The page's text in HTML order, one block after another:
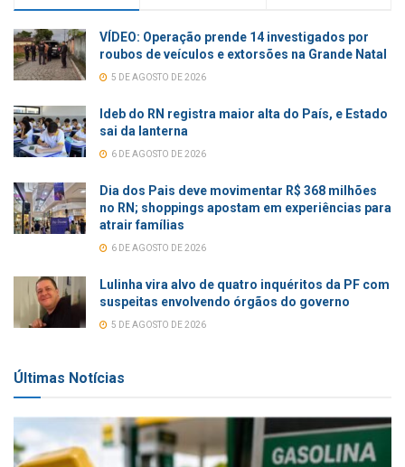
VÍDEO: Operação prende 14 investigados por
roubos de veículos e extorsões na Grande Natal
5 DE AGOSTO DE 2026
Ideb do RN registra maior alta do País, e Estado
sai da lanterna
6 DE AGOSTO DE 2026
Dia dos Pais deve movimentar R$ 368 milhões
no RN; shoppings apostam em experiências para
atrair famílias
6 DE AGOSTO DE 2026
Lulinha vira alvo de quatro inquéritos da PF com
suspeitas envolvendo órgãos do governo
5 DE AGOSTO DE 2026
Últimas Notícias